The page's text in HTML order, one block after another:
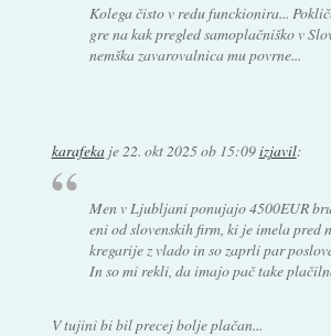
Kolega čisto v redu funckionira...
gre na kak pregled samoplačniško v
nemška zavarovalnica mu povrne...
karafekaje22. okt 2025 ob 15:09izjavil:
Men v Ljubljani ponujajo 4500EUR
eni od slovenskih firm, ki je imela pred
kregarije z vlado in so zaprli par
In so mi rekli, da imajo pač take
V tujini bi bil precej bolje plačan...